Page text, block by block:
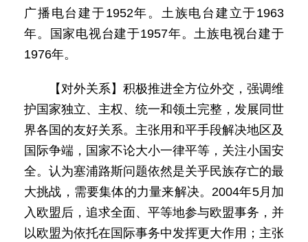
广播电台建于1952年。土族电台建立于1963
年。国家电视台建于1957年。土族电视台建于
1976年。
【对外关系】积极推进全方位外交，强调维
护国家独立、主权、统一和领土完整，发展同世
界各国的友好关系。主张用和平手段解决地区及
国际争端，国家不论大小一律平等，关注小国安
全。认为塞浦路斯问题依然是关乎民族存亡的最
大挑战，需要集体的力量来解决。2004年5月加
入欧盟后，追求全面、平等地参与欧盟事务，并
以欧盟为依托在国际事务中发挥更大作用；主张